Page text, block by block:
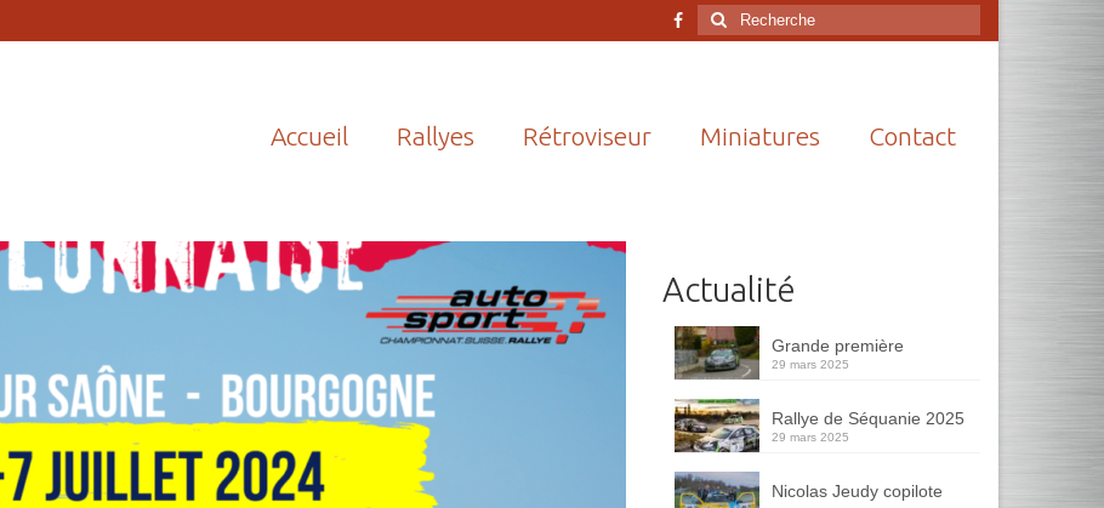
Rechercher
:
Accueil Rallyes Rétroviseur Miniatures Contact
Actualité
Grande première
29 mars 2025
Rallye de Séquanie 2025
29 mars 2025
Nicolas Jeudy copilote